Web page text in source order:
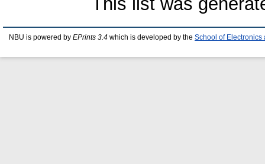
NBU is powered by EPrints 3.4 which is developed by the School of Electronics